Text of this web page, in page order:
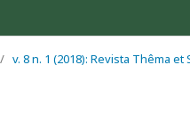
/ v. 8 n. 1 (2018): Revista Thêma et